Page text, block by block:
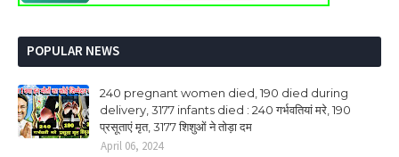
POPULAR NEWS
240 pregnant women died, 190 died during
delivery, 3177 infants died : 240 गर्भवतियां मरे, 190
प्रसूताएं मृत, 3177 शिशुओं ने तोड़ा दम
April 06, 2024